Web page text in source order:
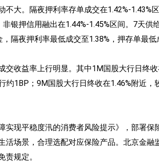
大。隔夜押利率存单成交在1.42%-
银押信用融出在1.44%-1.45%区间。7天
隔夜押利率最低成交至1.38%，押存单最低
收益率上行明显。其中1M国股大行日终
约1BP；9M国股大行日终收在1.46%附近
实现平稳度汛的消费者风险提示》，部署
场景，合理选配对应保险产品。北京金
规定。